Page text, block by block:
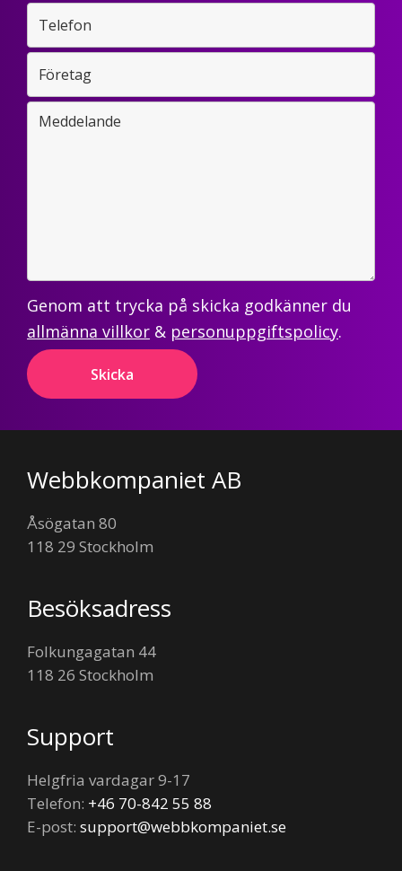
Genom att trycka på skicka godkänner du
allmänna villkor & personuppgiftspolicy.
Footer
Webbkompaniet AB
Åsögatan 80
118 29 Stockholm
Besöksadress
Folkungagatan 44
118 26 Stockholm
Support
Helgfria vardagar 9-17
Telefon: +46 70-842 55 88
E-post: support@webbkompaniet.se